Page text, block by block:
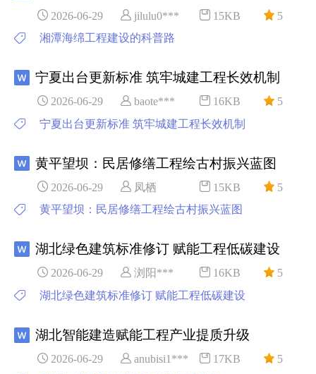
2026-06-29 jilulu0*** 15KB
5
湘潭海绵工程建设的科普路
宁夏出台更新标准 筑牢城建工程长效机制
2026-06-29 baote*** 16KB
5
宁夏出台更新标准 筑牢城建工程长效机制
黄平望坝：民居修缮工程绘古村振兴蓝图
2026-06-29 凤栖 15KB
5
黄平望坝：民居修缮工程绘古村振兴蓝图
湖北绿色建筑标准修订 赋能工程低碳建设
2026-06-29 浏阳*** 16KB
5
湖北绿色建筑标准修订 赋能工程低碳建设
湖北智能建造赋能工程产业提质升级
2026-06-29 anubisi1*** 17KB
5